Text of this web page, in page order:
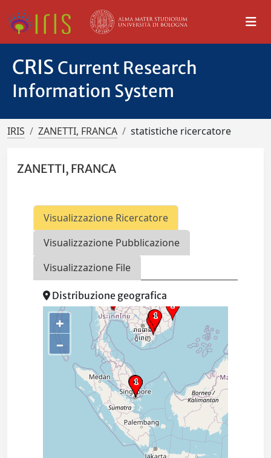
CRIS Current Research
Information System
IRIS ZANETTI, FRANCA statistiche ricercatore
ZANETTI, FRANCA
Visualizzazione Ricercatore
Visualizzazione Pubblicazione
Visualizzazione File
Distribuzione geografica
+
–